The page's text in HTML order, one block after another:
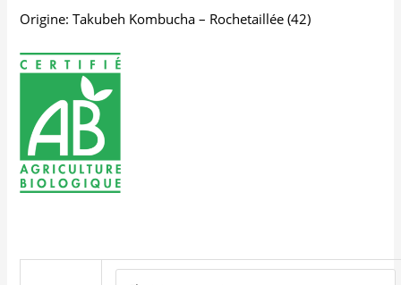
Origine: Takubeh Kombucha – Rochetaillée (42)